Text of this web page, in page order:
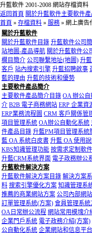
升藍軟件 2001-2008 網站存檔資料
返回首頁 關於升藍軟件主要軟件
首頁 » 存檔資料 » 服務 » 網上廣告
關於升藍軟件
關於升藍軟件目錄 升藍軟件公司
站地圖-產品導航 關於升藍軟件公
欄目簡介 公司聯繫地址(地圖) 升
客戶 站內搜索引擎 升藍招聘啟事
藍的理由 升藍的技術和優勢
主要軟件產品簡介
主要軟件產品簡介目錄 OA 辦公自
介 B2B 電子商務網站 ERP 企業資
ERP業務流程圖 CRM 客戶關係管
項目管理系統 OA辦公自動化系統
件產品目錄 升藍PM項目管理系統
藍 OA 系統白皮書 升藍 OA 使用
KBS知識管理功能 按需求定制軟
升藍CRM系統界面 電子政務辦公
升藍軟件解決方案
升藍軟件解決方案目錄 解決方案
料 搜索引擎優化方案 知識管理系
推薦的商業網站方案 公司內部網
訂單管理系統(方案) 會員管理系統
OA日常辦公流程 網站常用模塊介
企業門戶系統 電子政務介紹(方案)
公自動化系統 企業網站和信息平台